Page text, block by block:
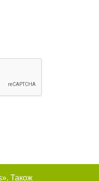
Також